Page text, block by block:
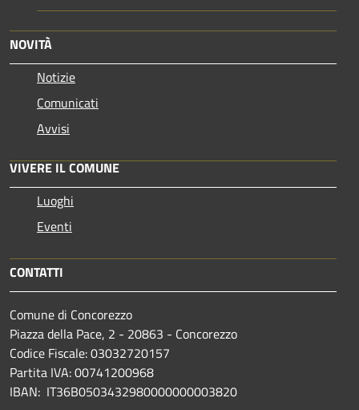
NOVITÀ
Notizie
Comunicati
Avvisi
VIVERE IL COMUNE
Luoghi
Eventi
CONTATTI
Comune di Concorezzo
Piazza della Pace, 2 - 20863 - Concorezzo
Codice Fiscale: 03032720157
Partita IVA: 00741200968
IBAN: IT36B0503432980000000003820